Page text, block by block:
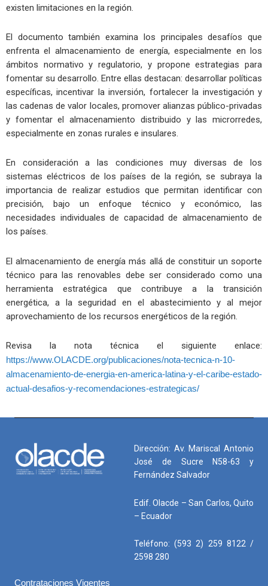
existen limitaciones en la región.
El documento también examina los principales desafíos que
enfrenta el almacenamiento de energía, especialmente en los
ámbitos normativo y regulatorio, y propone estrategias para
fomentar su desarrollo. Entre ellas destacan: desarrollar políticas
específicas, incentivar la inversión, fortalecer la investigación y
las cadenas de valor locales, promover alianzas público-privadas
y fomentar el almacenamiento distribuido y las microrredes,
especialmente en zonas rurales e insulares.
En consideración a las condiciones muy diversas de los
sistemas eléctricos de los países de la región, se subraya la
importancia de realizar estudios que permitan identificar con
precisión, bajo un enfoque técnico y económico, las
necesidades individuales de capacidad de almacenamiento de
los países.
El almacenamiento de energía más allá de constituir un soporte
técnico para las renovables debe ser considerado como una
herramienta estratégica que contribuye a la transición
energética, a la seguridad en el abastecimiento y al mejor
aprovechamiento de los recursos energéticos de la región.
Revisa la nota técnica el siguiente enlace:
https://www.OLACDE.org/publicaciones/nota-tecnica-n-10-
almacenamiento-de-energia-en-america-latina-y-el-caribe-estado-
actual-desafios-y-recomendaciones-estrategicas/
Dirección: Av. Mariscal Antonio
José de Sucre N58-63 y
Fernández Salvador
Edif. Olacde – San Carlos, Quito
– Ecuador
Teléfono: (593 2) 259 8122 /
2598 280
Contrataciones Vigentes